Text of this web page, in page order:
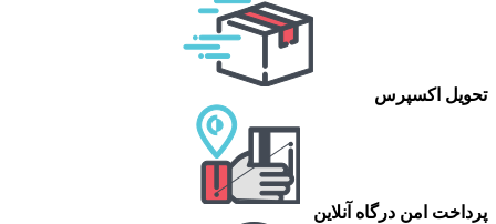
تحویل اکسپرس
پرداخت امن درگاه آنلاین